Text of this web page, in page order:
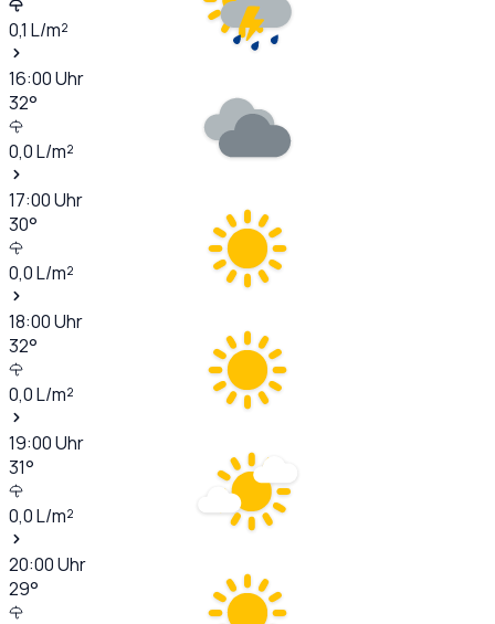
0,1 L/m²
16:00Uhr
32°
0,0L/m²
17:00Uhr
30°
0,0L/m²
18:00Uhr
32°
0,0L/m²
19:00Uhr
31°
0,0L/m²
20:00Uhr
29°